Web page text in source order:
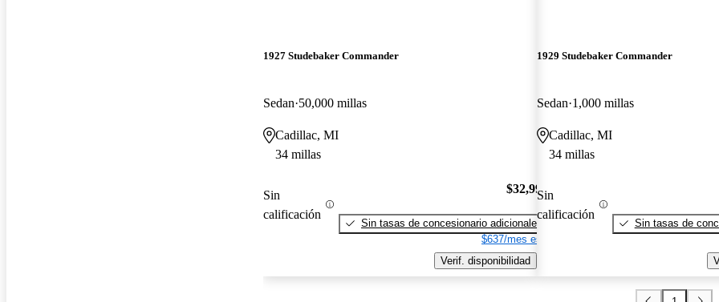
1927 Studebaker Commander
Sedan 50,000 millas
Cadillac, MI
34 millas
Sin
calificación
$32,995
Sin tasas de concesionario adicionales
$637/mes est.
Verif. disponibilidad
1929 Studebaker Commander
Sedan 1,000 millas
Cadillac, MI
34 millas
Sin
calificación
Sin tasas de